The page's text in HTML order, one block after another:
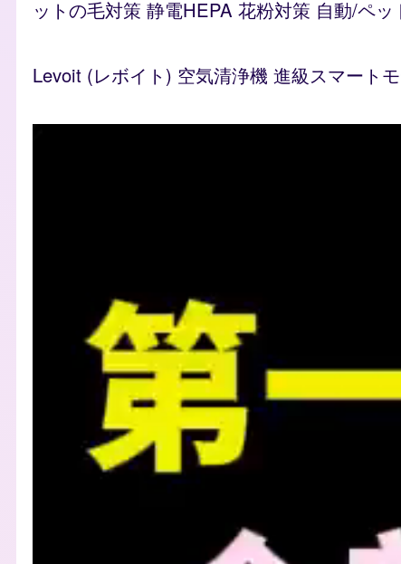
ットの毛対策 静電HEPA 花粉対策 自動/ペッ
Levoit (レボイト) 空気清浄機 進級スマート